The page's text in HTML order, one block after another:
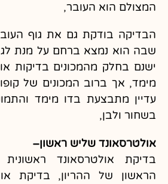
המצולם הוא העובר,
הבדיקה בודקת גם את גוף
שבה הוא נמצא ברחם על מנת
ישנם בחלק מהמכונים בדיקות
מימד, אך ברוב המכונים של
עדיין מתבצעת בדו מימד
בשחור ולבן,
אולטרסאונד שליש ראשון–
בדיקת אולטרסאונד
הראשון של ההריון, בדיקת